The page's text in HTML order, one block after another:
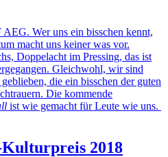
Wer uns ein bisschen kennt,
macht uns keiner was vor.
Doppelacht im Pressing, das ist
Gleichwohl, wir sind
die ein bisschen der guten
Die kommende
ist wie gemacht für Leute wie uns.
2018